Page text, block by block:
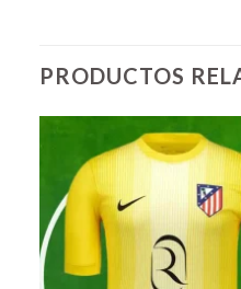
PRODUCTOS